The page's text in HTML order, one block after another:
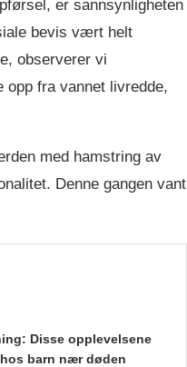
er sannsynligheten
bevis vært helt
observerer vi
fra vannet livredde,
med hamstring av
Denne gangen vant
Disse opplevelsene
barn nær døden